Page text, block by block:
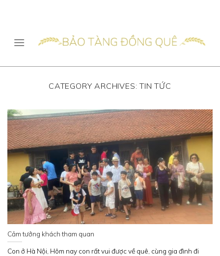
CATEGORY ARCHIVES:TIN TỨC
Cảm tưởng khách tham quan
Con ở Hà Nội, Hôm nay con rất vui được về quê, cùng gia đình đi